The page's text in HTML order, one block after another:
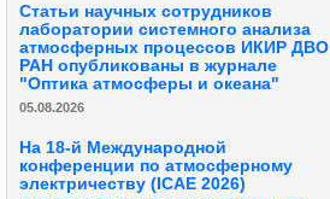
Статьи научных сотрудников
лаборатории системного анализа
атмосферных процессов ИКИР ДВО
РАН опубликованы в журнале
"Оптика атмосферы и океана"
05.08.2026
На 18-й Международной
конференции по атмосферному
электричеству (ICAE 2026)